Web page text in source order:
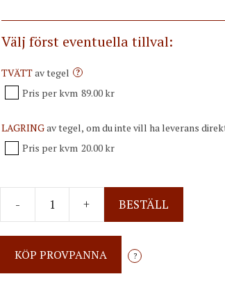
Välj först eventuella tillval:
TVÄTTav tegel ?
Pris per kvm 89.00 kr
LAGRINGav tegel, om du inte vill ha leverans
Pris per kvm 20.00 kr
- + BESTÄLL
?